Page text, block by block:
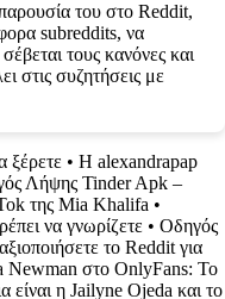
του στο Reddit,
subreddits, να
τους κανόνες και
στις συζητήσεις με
• Η alexandrapap
Λήψης Tinder Apk –
της Mia Khalifa •
να γνωρίζετε • Οδηγός
το Reddit για
στο OnlyFans: Το
είναι η Jailyne Ojeda και το